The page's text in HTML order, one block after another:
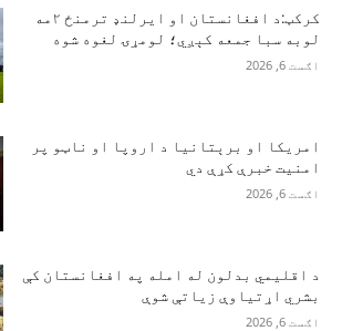
کرکټ:د افغانستان او ایرلنډ ترمنځ ۲مه
لوبه سبا جمعه کېږي؛ لومړۍ لغوه شوه
اګست 6, 2026
امریکا او برېتانیا د اروپا او ناټو پر
امنیت خبرې کړې دي
اګست 6, 2026
د اقلیمي بدلون له امله په افغانستان کې
بشري اړتیاوې زیاتې شوې
اګست 6, 2026